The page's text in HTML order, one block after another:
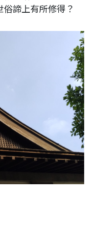
諦上有所修得？